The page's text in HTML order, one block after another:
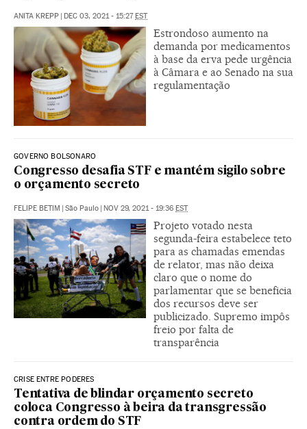
ANITA KREPP DEC 03, 2021 - 15:27 EST
Estrondoso aumento na
demanda por medicamentos
à base da erva pede urgência
à Câmara e ao Senado na sua
regulamentação
GOVERNO BOLSONARO
Congresso desafia STF e mantém sigilo sobre
o orçamento secreto
FELIPE BETIM São Paulo NOV 29, 2021 - 19:36 EST
Projeto votado nesta
segunda-feira estabelece teto
para as chamadas emendas
de relator, mas não deixa
claro que o nome do
parlamentar que se beneficia
dos recursos deve ser
publicizado. Supremo impôs
freio por falta de
transparência
CRISE ENTRE PODERES
Tentativa de blindar orçamento secreto
coloca Congresso à beira da transgressão
contra ordem do STF